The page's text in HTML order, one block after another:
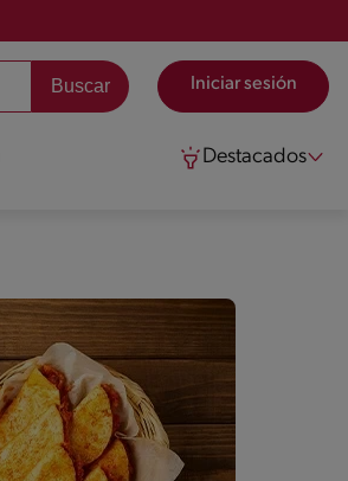
Iniciar sesión
Destacados